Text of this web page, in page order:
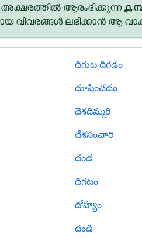
ആരംഭിക്കുന്ന
വിവരങ്ങൾ ലഭിക്കാൻ ആ
దిగుట దిగడం
దూషించడం
దెశదిమ్మరి
దేశసంచారి
దండ
దిగటం
దోహ్యం
దండి